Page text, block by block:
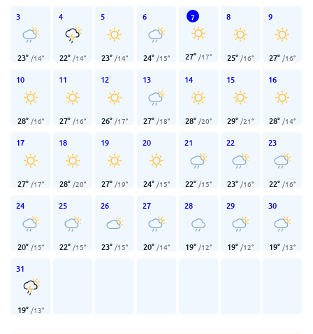
3
23° /14°
4
22° /14°
5
23° /14°
6
24° /15°
7
27° /17°
8
25° /16°
9
27° /16°
10
28° /16°
11
27° /16°
12
26° /17°
13
27° /18°
14
28° /20°
15
29° /21°
16
28° /14°
17
27° /17°
18
28° /20°
19
27° /19°
20
24° /15°
21
22° /15°
22
23° /16°
23
22° /16°
24
20° /15°
25
22° /15°
26
23° /15°
27
20° /14°
28
19° /12°
29
19° /12°
30
19° /13°
31
19° /13°